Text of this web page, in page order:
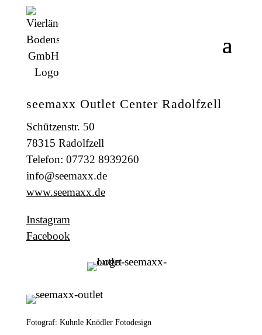
seemaxx Outlet Center Radolfzell
Schützenstr. 50
78315 Radolfzell
Telefon: 07732 8939260
info@seemaxx.de
www.seemaxx.de
Instagram
Facebook
Fotograf: Kuhnle Knödler Fotodesign